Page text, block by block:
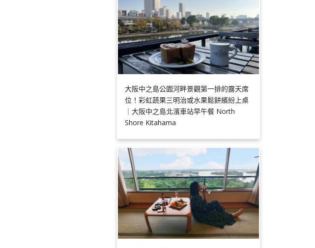
大阪中之島公園河畔景觀第一排的露天席
位！彩虹蔬果三明治或水果鬆餅繽紛上桌
｜大阪中之島北濱車站早午餐 North
Shore Kitahama